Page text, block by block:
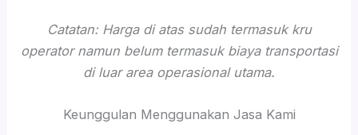
Catatan: Harga di atas sudah termasuk kru
operator namun belum termasuk biaya transportasi
di luar area operasional utama.
Keunggulan Menggunakan Jasa Kami